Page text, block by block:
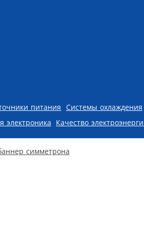
питания Системы охлаждения
электроника Качество